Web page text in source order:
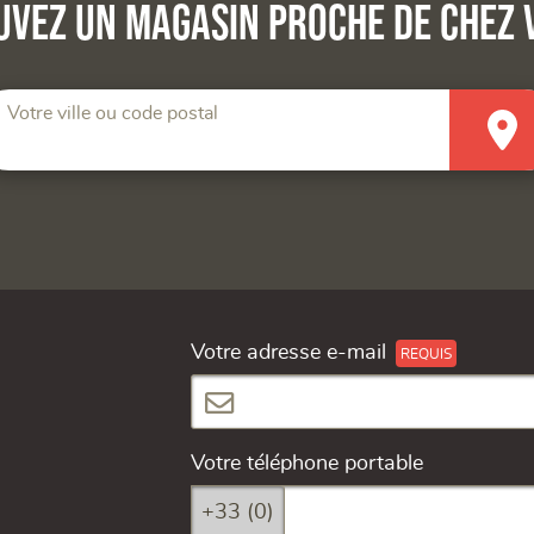
un magasin proche de chez
Votre ville ou code postal
Votre adresse e-mail
Votre téléphone portable
+33 (0)